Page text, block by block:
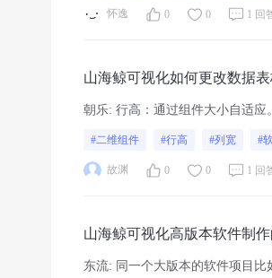
怀逸 0 0 1 回
山海鲸可视化如何更改数据
朝乐: 行高：通过组件大小自适
#二维组件 #行高 #列宽 #
故渊 0 0 1 回
山海鲸可视化高版本软件制
东流: 同一个大版本的软件项目